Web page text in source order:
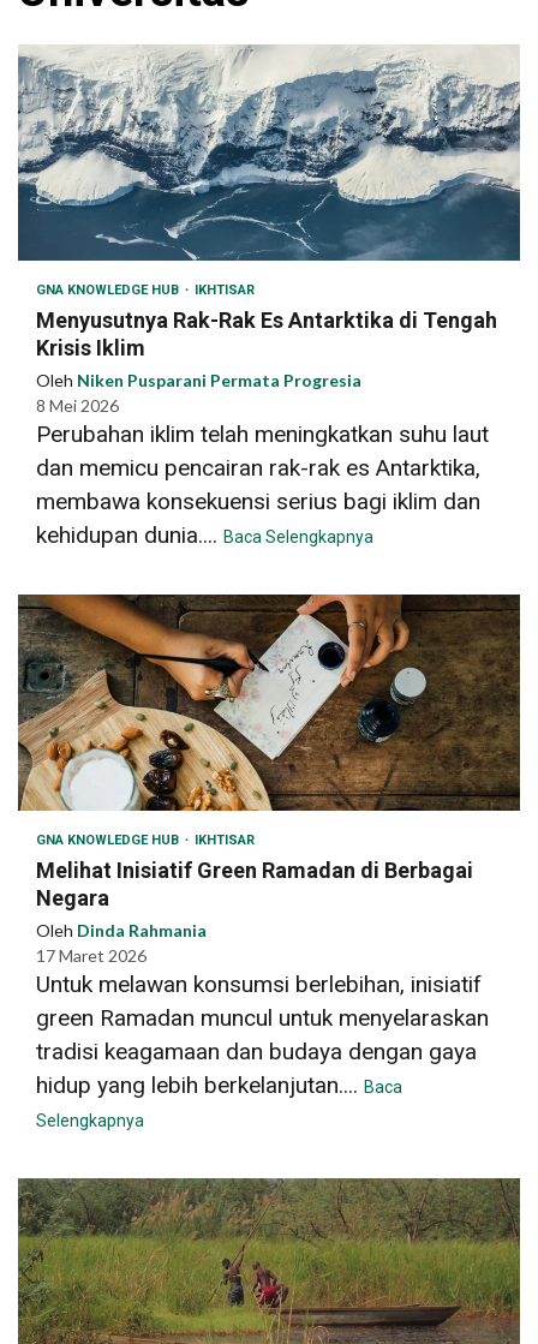
GNA KNOWLEDGE HUB IKHTISAR
Menyusutnya Rak-Rak Es Antarktika di Tengah
Krisis Iklim
Oleh Niken Pusparani Permata Progresia
8 Mei 2026
Perubahan iklim telah meningkatkan suhu laut
dan memicu pencairan rak-rak es Antarktika,
membawa konsekuensi serius bagi iklim dan
kehidupan dunia.... Baca Selengkapnya
GNA KNOWLEDGE HUB IKHTISAR
Melihat Inisiatif Green Ramadan di Berbagai
Negara
Oleh Dinda Rahmania
17 Maret 2026
Untuk melawan konsumsi berlebihan, inisiatif
green Ramadan muncul untuk menyelaraskan
tradisi keagamaan dan budaya dengan gaya
hidup yang lebih berkelanjutan.... Baca
Selengkapnya